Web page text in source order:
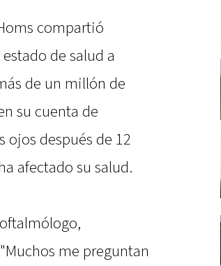
compartió
de salud a
de un millón de
su cuenta de
ojos después de 12
afectado su salud.
me preguntan